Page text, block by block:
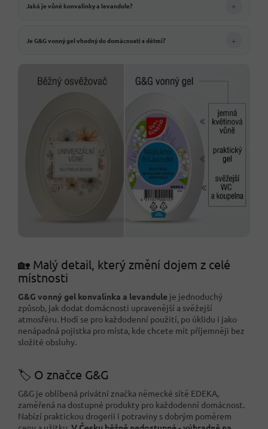
Jaká je vůně konvalinky a levandule? +
Je G&G vonný gel vhodný do domácnosti s dětmi? +
🏡 Malý detail, který změní dojem z celé
místnosti
G&G vonný gel konvalinka a levandule je jednoduchý
způsob, jak dodat domácnosti upravenější a svěžejší
atmosféru. Hodí se pro každodenní použití, po úklidu i jako
nenápadná pojistka pro místa, kde chcete mít příjemněji bez
složité obsluhy.
🏷️ O značce G&G
G&G je oblíbená privátní značka německé sítě EDEKA,
zaměřená na dostupné produkty pro každodenní domácnost.
Nabízí praktickou drogerii i potraviny s dobrým poměrem